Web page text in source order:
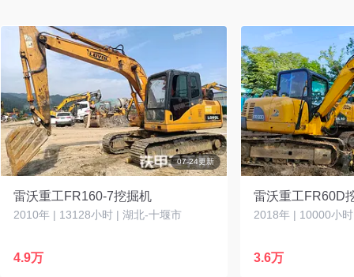
07-24更新
雷沃重工FR160-7挖掘机
2010年 | 13128小时 | 湖北-十堰市
4.9万
雷沃重工FR60D
2018年 | 10000小
3.6万